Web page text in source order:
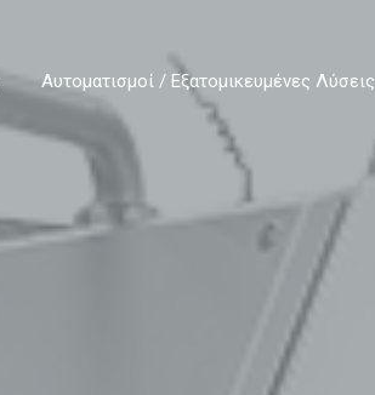
Αυτοματισμοί / Εξατομικευμένες Λύσεις